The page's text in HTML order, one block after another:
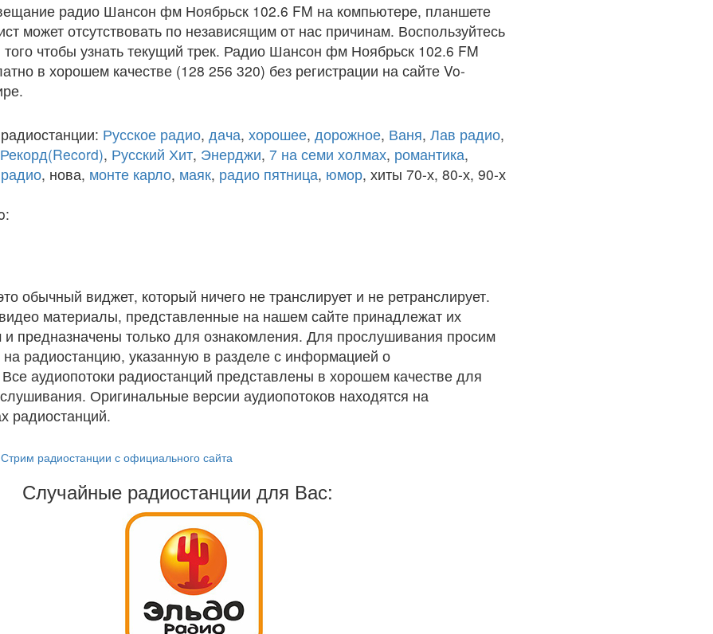
радио Шансон фм Ноябрьск 102.6 FM на компьютере, планшете
может отсутствовать по независящим от нас причинам. Воспользуйтесь
чтобы узнать текущий трек. Радио Шансон фм Ноябрьск 102.6 FM
в хорошем качестве (128 256 320) без регистрации на сайте Vo-
Русское радио, дача, хорошее, дорожное, Ваня, Лав радио,
Рекорд(Record), Русский Хит, Энерджи, 7 на семи холмах, романтика,
, нова, монте карло, маяк, радио пятница, юмор, хиты 70-х, 80-х, 90-х
обычный виджет, который ничего не транслирует и не ретранслирует.
материалы, представленные на нашем сайте принадлежат их
предназначены только для ознакомления. Для прослушивания просим
на радиостанцию, указанную в разделе с информацией о
аудиопотоки радиостанций представлены в хорошем качестве для
Оригинальные версии аудиопотоков находятся на
радиостанций.
Стрим радиостанции с официального сайта
Случайные радиостанции для Вас: